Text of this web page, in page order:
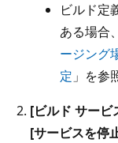
ビルド定
ある場合
ージング
定 」を参
[ビルド サービ
[サービスを停